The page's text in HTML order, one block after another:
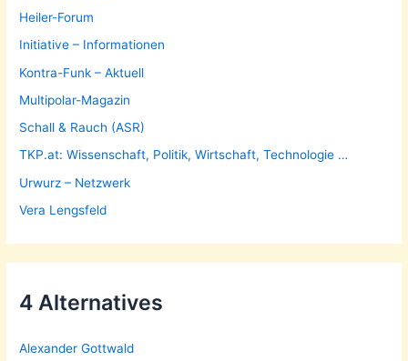
Heiler-Forum
Initiative – Informationen
Kontra-Funk – Aktuell
Multipolar-Magazin
Schall & Rauch (ASR)
TKP.at: Wissenschaft, Politik, Wirtschaft, Technologie …
Urwurz – Netzwerk
Vera Lengsfeld
4 Alternatives
Alexander Gottwald